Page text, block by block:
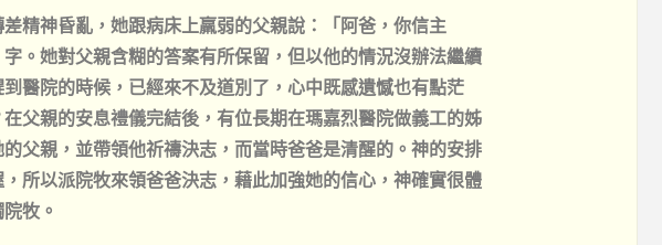
精神昏亂，她跟病床上羸弱的父親說：「阿爸，你信主
。她對父親含糊的答案有所保留，但以他的情況沒辦法繼續
醫院的時候，已經來不及道別了，心中既感遺憾也有點茫
父親的安息禮儀完結後，有位長期在瑪嘉烈醫院做義工的姊
父親，並帶領他祈禱決志，而當時爸爸是清醒的。神的安排
所以派院牧來領爸爸決志，藉此加強她的信心，神確實很體
牧。